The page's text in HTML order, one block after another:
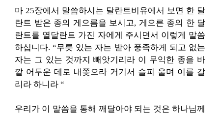
마 25장에서 말씀하시는 달란트비유에서 보면 한 달
란트 받은 종의 게으름을 보시고, 게으른 종의 한 달
란트를 열달란트 가진 자에게 주시면서 이렇게 말씀
하십니다. “무릇 있는 자는 받아 풍족하게 되고 없는
자는 그 있는 것까지 빼앗기리라 이 무익한 종을 바
깥 어두운 데로 내쫓으라 거기서 슬피 울며 이를 갈
리라 하니라 “
우리가 이 말씀을 통해 깨달아야 되는 것은 하나님께